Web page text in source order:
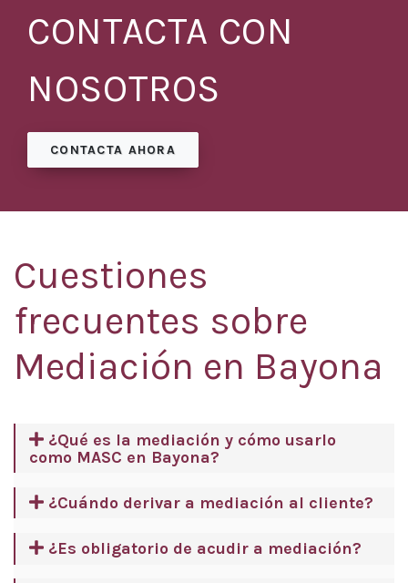
CONTACTA CON
NOSOTROS
CONTACTA AHORA
Cuestiones
frecuentes sobre
Mediación en Bayona
¿Qué es la mediación y cómo usarlo
como MASC en Bayona?
¿Cuándo derivar a mediación al cliente?
¿Es obligatorio de acudir a mediación?